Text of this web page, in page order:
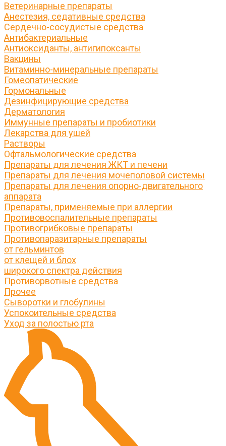
Ветеринарные препараты
Анестезия, седативные средства
Сердечно-сосудистые средства
Антибактериальные
Антиоксиданты, антигипоксанты
Вакцины
Витаминно-минеральные препараты
Гомеопатические
Гормональные
Дезинфицирующие средства
Дерматология
Иммунные препараты и пробиотики
Лекарства для ушей
Растворы
Офтальмологические средства
Препараты для лечения ЖКТ и печени
Препараты для лечения мочеполовой системы
Препараты для лечения опорно-двигательного
аппарата
Препараты, применяемые при аллергии
Противовоспалительные препараты
Противогрибковые препараты
Противопаразитарные препараты
от гельминтов
от клещей и блох
широкого спектра действия
Противорвотные средства
Прочее
Сыворотки и глобулины
Успокоительные средства
Уход за полостью рта